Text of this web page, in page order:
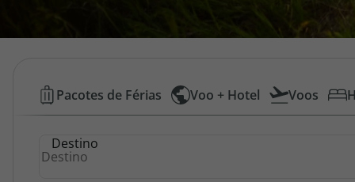
Área de Cliente
Hotéis
Baratos
Pacotes de Férias Voo + Hotel Voos
Destino